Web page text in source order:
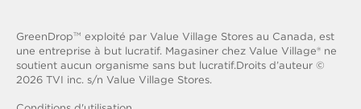
GreenDropTM
exploité par Value Village Stores au Canada, est
une entreprise à but lucratif. Magasiner chez Value Village® ne
soutient aucun organisme sans but lucratif.Droits d’auteur ©
2026 TVI inc. s/n Value Village Stores.